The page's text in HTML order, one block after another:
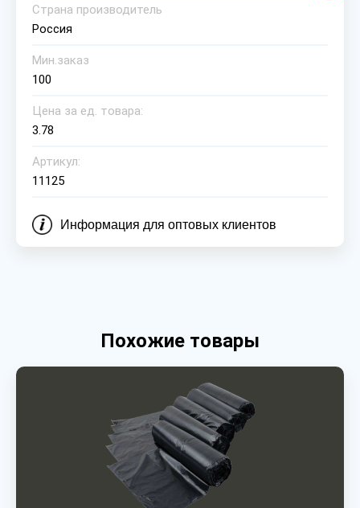
Страна производитель
Россия
Мин.заказ
100
Цена за ед. товара:
3.78
Артикул:
11125
Информация для оптовых клиентов
Похожие товары